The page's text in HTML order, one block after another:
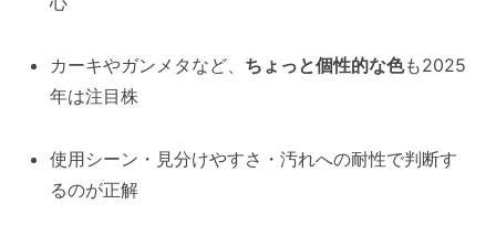
カーキやガンメタなど、 ちょっと個性的な色も2025
年は注目株
使用シーン・見分けやすさ・汚れへの耐性で判断す
るのが正解